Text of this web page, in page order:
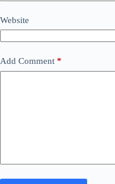
Website
Add Comment *